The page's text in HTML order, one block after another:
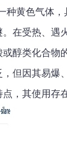
种黄色气体，
在受热、遇
醇类化合物
但因其易爆
，其使用存